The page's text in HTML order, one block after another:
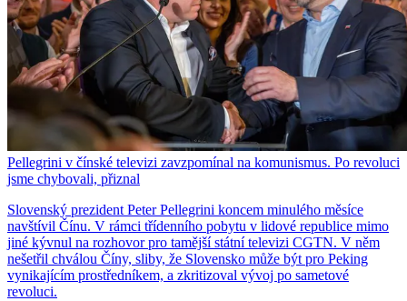
Pellegrini v čínské televizi zavzpomínal na komunismus. Po revoluci
jsme chybovali, přiznal
Slovenský prezident Peter Pellegrini koncem minulého měsíce
navštívil Čínu. V rámci třídenního pobytu v lidové republice mimo
jiné kývnul na rozhovor pro tamější státní televizi CGTN. V něm
nešetřil chválou Číny, sliby, že Slovensko může být pro Peking
vynikajícím prostředníkem, a zkritizoval vývoj po sametové
revoluci.